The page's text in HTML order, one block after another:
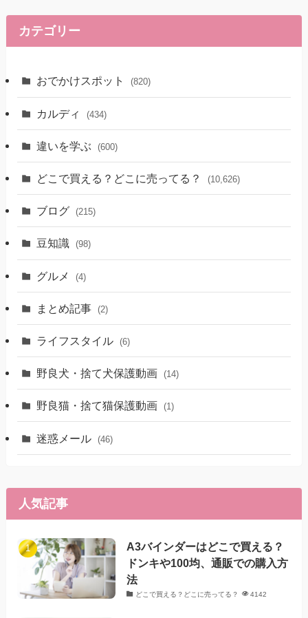
カテゴリー
おでかけスポット (820)
カルディ (434)
違いを学ぶ (600)
どこで買える？どこに売ってる？ (10,626)
ブログ (215)
豆知識 (98)
グルメ (4)
まとめ記事 (2)
ライフスタイル (6)
野良犬・捨て犬保護動画 (14)
野良猫・捨て猫保護動画 (1)
迷惑メール (46)
人気記事
A3バインダーはどこで買える？
ドンキや100均、通販での購入方
法
どこで買える？どこに売ってる？ 4142